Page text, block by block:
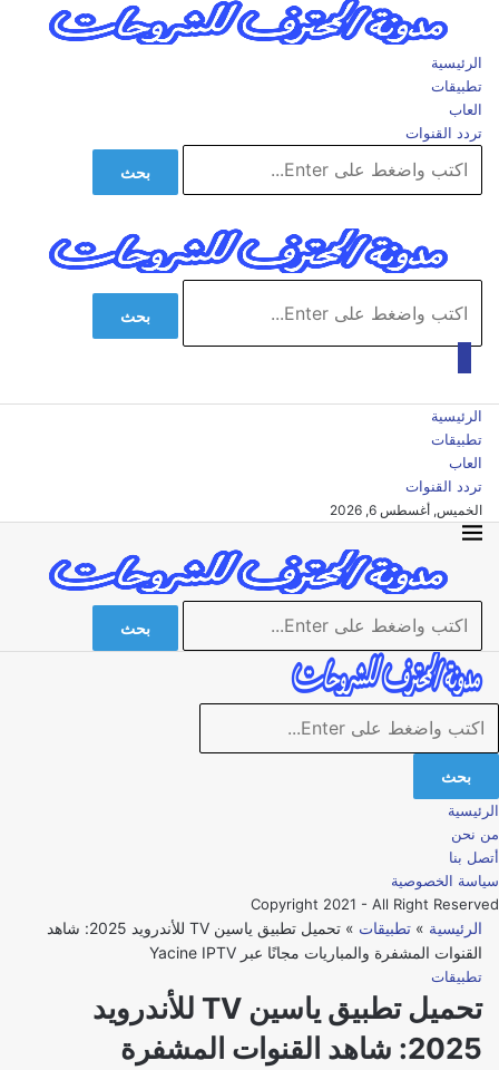
الرئيسية
تطبيقات
العاب
تردد القنوات
بحث
بحث
الرئيسية
تطبيقات
العاب
تردد القنوات
الخميس, أغسطس 6, 2026
بحث
بحث
الرئيسية
من نحن
أتصل بنا
سياسة الخصوصية
Copyright 2021 - All Right Reserved
الرئيسية » تطبيقات »
تحميل تطبيق ياسين TV للأندرويد 2025: شاهد
القنوات المشفرة والمباريات مجانًا عبر Yacine IPTV
تطبيقات
تحميل تطبيق ياسين TV للأندرويد
2025: شاهد القنوات المشفرة